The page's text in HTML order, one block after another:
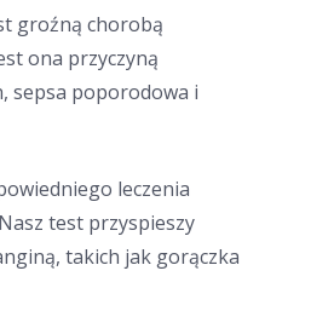
groźną chorobą
ona przyczyną
sepsa poporodowa i
leczenia
test przyspieszy
takich jak gorączka